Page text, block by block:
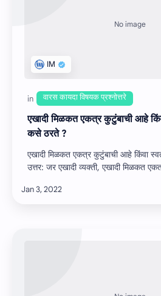
एखादी मिळकत एकत्र कुटुंबाची आहे
कसे ठरते ?
एखादी मिळकत एकत्र कुटुंबाची आहे किंवा
उत्तर: जर एखादी व्‍यक्‍ती, एखादी मिळकत